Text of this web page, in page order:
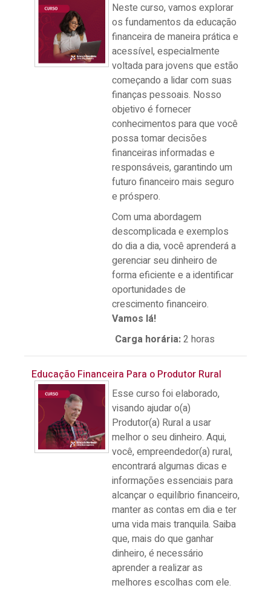
Neste curso, vamos explorar
os fundamentos da educação
financeira de maneira prática e
acessível, especialmente
voltada para jovens que estão
começando a lidar com suas
finanças pessoais. Nosso
objetivo é fornecer
conhecimentos para que você
possa tomar decisões
financeiras informadas e
responsáveis, garantindo um
futuro financeiro mais seguro
e próspero.
Com uma abordagem
descomplicada e exemplos
do dia a dia, você aprenderá a
gerenciar seu dinheiro de
forma eficiente e a identificar
oportunidades de
crescimento financeiro.
Vamos lá!
Carga horária:2 horas
Educação Financeira Para o Produtor Rural
Esse curso foi elaborado,
visando ajudar o(a)
Produtor(a) Rural a usar
melhor o seu dinheiro. Aqui,
você, empreendedor(a) rural,
encontrará algumas dicas e
informações essenciais para
alcançar o equilíbrio financeiro,
manter as contas em dia e ter
uma vida mais tranquila. Saiba
que, mais do que ganhar
dinheiro, é necessário
aprender a realizar as
melhores escolhas com ele.